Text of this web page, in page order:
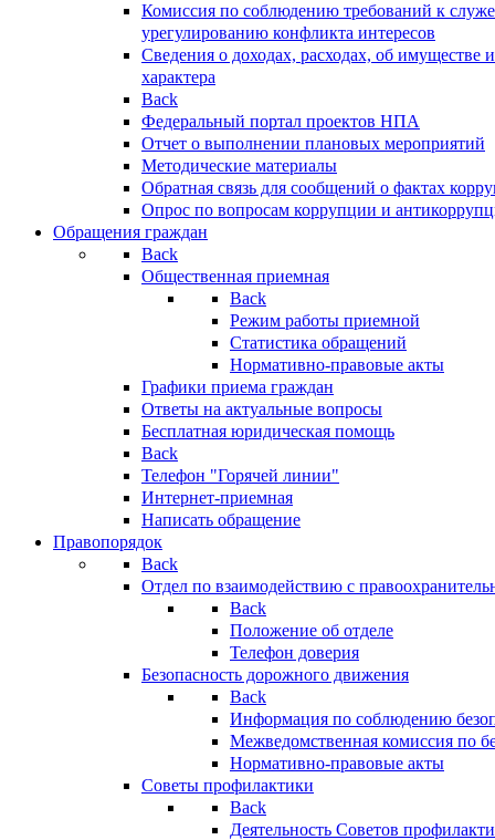
Комиссия по соблюдению требований к
урегулированию конфликта интересов
Сведения о доходах, расходах, об имуществе
характера
Back
Федеральный портал проектов НПА
Отчет о выполнении плановых мероприятий
Методические материалы
Обратная связь для сообщений о фактах
Опрос по вопросам коррупции и
Обращения граждан
Back
Общественная приемная
Back
Режим работы приемной
Статистика обращений
Нормативно-правовые акты
Графики приема граждан
Ответы на актуальные вопросы
Бесплатная юридическая помощь
Back
Телефон "Горячей линии"
Интернет-приемная
Написать обращение
Правопорядок
Back
Отдел по взаимодействию с
Back
Положение об отделе
Телефон доверия
Безопасность дорожного движения
Back
Информация по соблюдению
Межведомственная комиссия по
Нормативно-правовые акты
Советы профилактики
Back
Деятельность Советов